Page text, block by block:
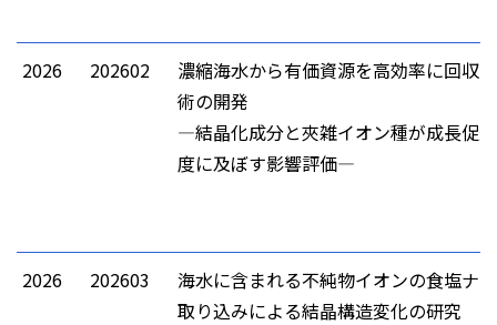
2026 202602
濃縮海水から有価資源を高効率に回収
術の開発
―結晶化成分と夾雑イオン種が成長促
度に及ぼす影響評価―
2026 202603
海水に含まれる不純物イオンの食塩ナ
取り込みによる結晶構造変化の研究